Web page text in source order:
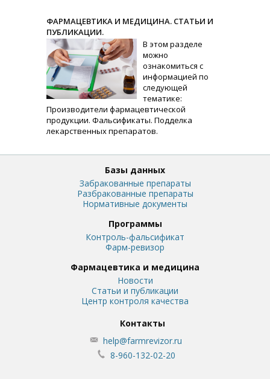
ФАРМАЦЕВТИКА И МЕДИЦИНА. СТАТЬИ И
ПУБЛИКАЦИИ.
В этом разделе
можно
ознакомиться с
информацией по
следующей
тематике:
Производители фармацевтической
продукции. Фальсификаты. Подделка
лекарственных препаратов.
Базы данных
Забракованные препараты
Разбракованные препараты
Нормативные документы
Программы
Контроль-фальсификат
Фарм-ревизор
Фармацевтика и медицина
Новости
Статьи и публикации
Центр контроля качества
Контакты
help@farmrevizor.ru
8-960-132-02-20